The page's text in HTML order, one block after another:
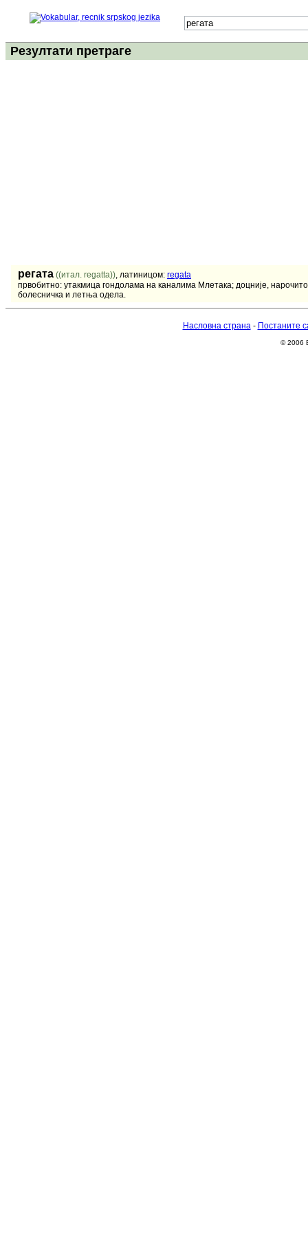
Резултати претраге
регата ((итал. regatta)), латиницом: regata
првобитно: утакмица гондолама на каналима Млетака; доцније,
болесничка и летња одела.
Насловна страна- Постаните
© 2006